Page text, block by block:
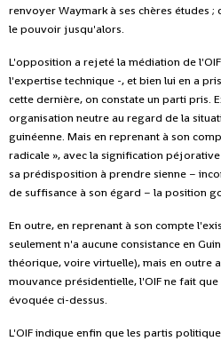
renvoyer Waymark à ses chères études
le pouvoir jusqu'alors.
L'opposition a rejeté la médiation de
l'expertise technique -, et bien lui en a
cette dernière, on constate un parti pris.
organisation neutre au regard de la
guinéenne. Mais en reprenant à son
radicale », avec la signification
sa prédisposition à prendre sienne –
de suffisance à son égard – la position
En outre, en reprenant à son compte
seulement n'a aucune consistance en
théorique, voire virtuelle), mais en outre
mouvance présidentielle, l'OIF ne fait
évoquée ci-dessus.
L'OIF indique enfin que les partis